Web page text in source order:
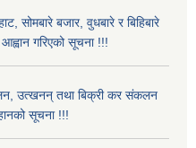
सोमबारे बजार, वुधबारे र बिहिबारे
गरिएको सूचना !!!
उत्खनन् तथा बिक्री कर संकलन
सूचना !!!